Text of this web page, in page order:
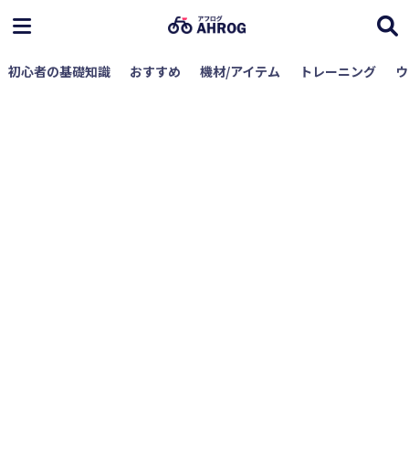
初心者の基礎知識 おすすめ 機材/アイテム トレーニング